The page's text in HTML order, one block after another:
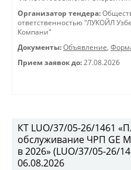
Организатор тендера:
ответственностью "ЛУКОЙЛ
Компани"
Документы: Объявление,
Прием заявок до: 27.08.2026
КТ LUO/37/05-26/1461
обслуживание ЧРП GE
в 2026» (LUO/37/05-26/
06.08.2026